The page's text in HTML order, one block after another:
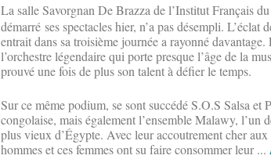
La salle Savorgnan De Brazza de l’Institut Français
démarré ses spectacles hier, n’a pas désempli. L’éclat
entrait dans sa troisième journée a rayonné
l’orchestre légendaire qui porte presque l’âge de la
prouvé une fois de plus son talent à défier le temps.
Sur ce même podium, se sont succédé S.O.S Salsa et
congolaise, mais également l’ensemble Malawy, l’un
plus vieux d’Égypte. Avec leur accoutrement cher aux
hommes et ces femmes ont su faire consommer leur ...